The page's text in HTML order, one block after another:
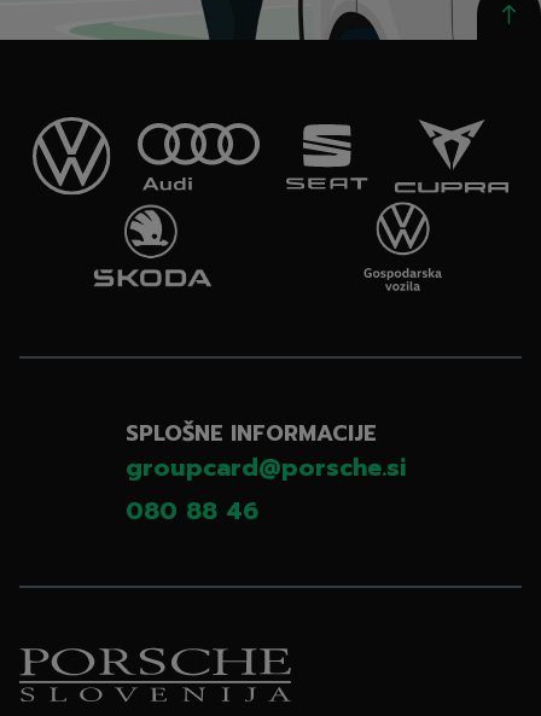
SPLOŠNE INFORMACIJE
groupcard@porsche.si
080 88 46